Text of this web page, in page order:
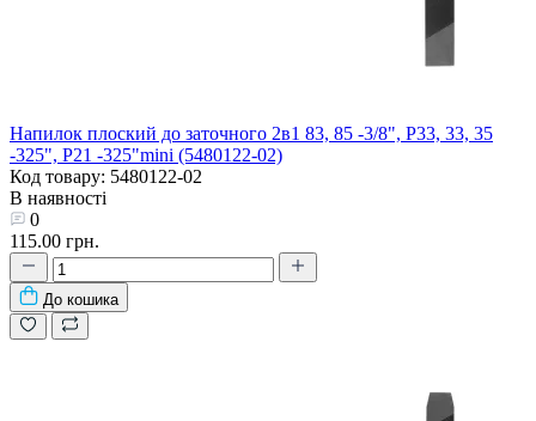
Напилок плоский до заточного 2в1 83, 85 -3/8", P33, 33, 35
-325", P21 -325"mini (5480122-02)
Код товару: 5480122-02
В наявності
0
115.00 грн.
До кошика